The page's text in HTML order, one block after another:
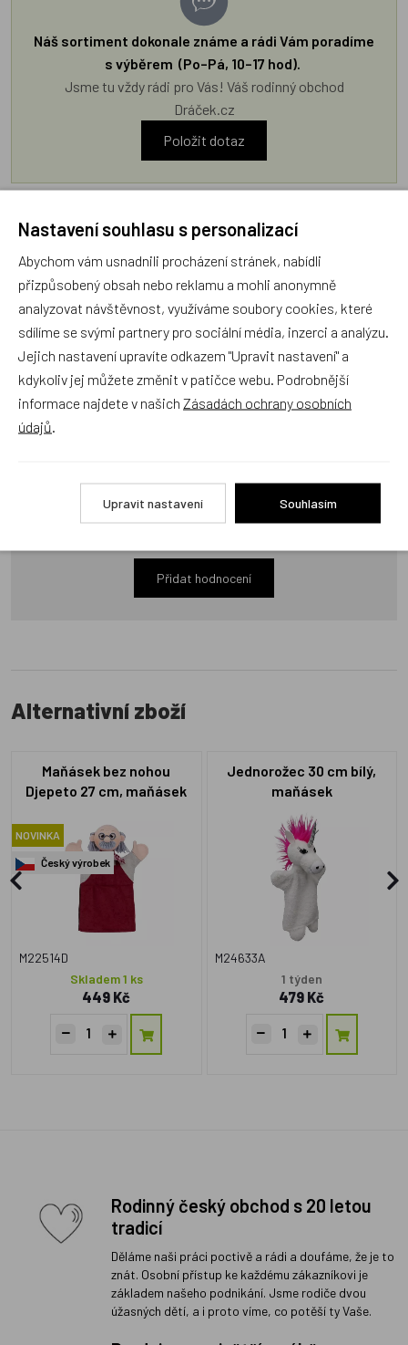
Náš sortiment dokonale známe a rádi Vám poradíme
s výběrem (Po–Pá, 10–17 hod).
Jsme tu vždy rádi pro Vás! Váš rodinný obchod
Dráček.cz
Položit dotaz
odrážejí výhradně názory a stanoviska zákazníků. Provozovatel
neověřuje.
Zatím zde nejsou žádné dotazy. Buďte první, kdo se zeptá!
Produkt zatím nemá žádné hodnocení,
buďte první, kdo
Přidat hodnocení
Alternativní zboží
Maňásek bez nohou
Djepeto 27 cm, maňásek
NOVINKA
Český výrobek
M22514D
Skladem 1 ks
449 Kč
Jednorožec 30 cm bílý,
maňásek
M24633A
1 týden
479 Kč
Rodinný český obchod s 20 letou
tradicí
Děláme naši práci poctivě a rádi a doufáme, že je to
znát. Osobní přístup ke každému zákazníkovi je
základem našeho podnikání. Jsme rodiče dvou
úžasných dětí, a i proto víme, co potěší ty Vaše.
Nastavení souhlasu s personalizací
Abychom vám usnadnili procházení stránek, nabídli
přizpůsobený obsah nebo reklamu a mohli anonymně
analyzovat návštěvnost, využíváme soubory cookies, které
sdílíme se svými partnery pro sociální média, inzerci a analýzu.
Jejich nastavení upravíte odkazem "Upravit nastavení" a
kdykoliv jej můžete změnit v patičce webu. Podrobnější
informace najdete v našich Zásadách ochrany osobních
údajů
Upravit nastavení Souhlasím